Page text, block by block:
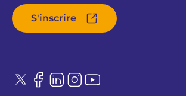
S'inscrire